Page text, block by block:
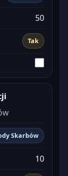
Tak
50
Skarbów
10